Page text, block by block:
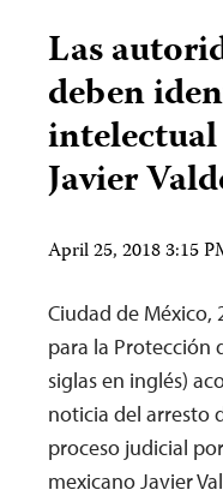
Las
deben
intelectual
Javier
April 25, 2018 3:15
Ciudad de México,
para la Protección
siglas en inglés)
noticia del arresto
proceso judicial
mexicano Javier